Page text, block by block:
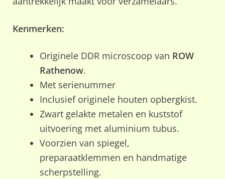
Kenmerken:
Originele DDR microscoop van ROW
Rathenow.
Met serienummer
Inclusief originele houten opbergkist.
Zwart gelakte metalen en kuststof
uitvoering met aluminium tubus.
Voorzien van spiegel,
preparaatklemmen en handmatige
scherpstelling.